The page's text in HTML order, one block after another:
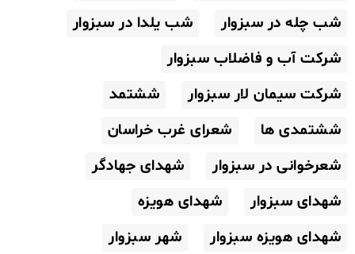
شب چله در سبزوار
شب یلدا در سبزوار
شرکت آب و فاضلاب سبزوار
شرکت سیمان لار سبزوار
ششتمد
ششتمدی ها
شعرای غرب خراسان
شعرخوانی در سبزوار
شهدای جهادگر
شهدای سبزوار
شهدای هویزه
شهدای هویزه سبزوار
شهر سبزوار